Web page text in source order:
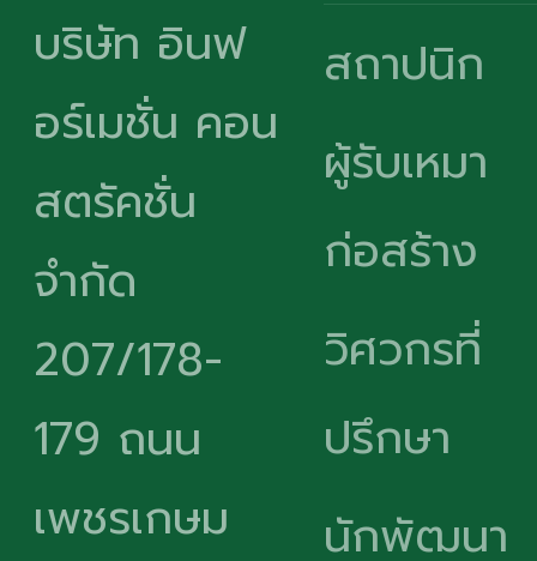
บริษัท อินฟ
อร์เมชั่น คอน
สตรัคชั่น
จำกัด
207/178-
179 ถนน
เพชรเกษม
สถาปนิก
ผู้รับเหมา
ก่อสร้าง
วิศวกรที่
ปรึกษา
นักพัฒนา